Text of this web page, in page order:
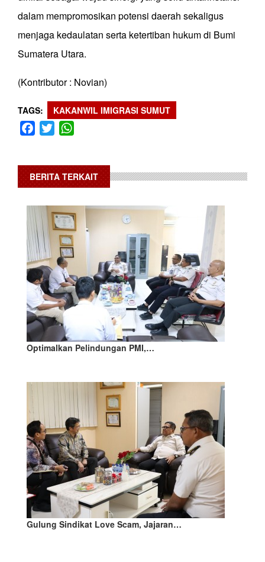
dalam mempromosikan potensi daerah sekaligus
menjaga kedaulatan serta ketertiban hukum di Bumi
Sumatera Utara.
(Kontributor : Novian)
TAGS KAKANWIL IMIGRASI SUMUT
Facebook
Twitter
BERITA TERKAIT
Optimalkan Pelindungan PMI,…
Gulung Sindikat Love Scam, Jajaran…